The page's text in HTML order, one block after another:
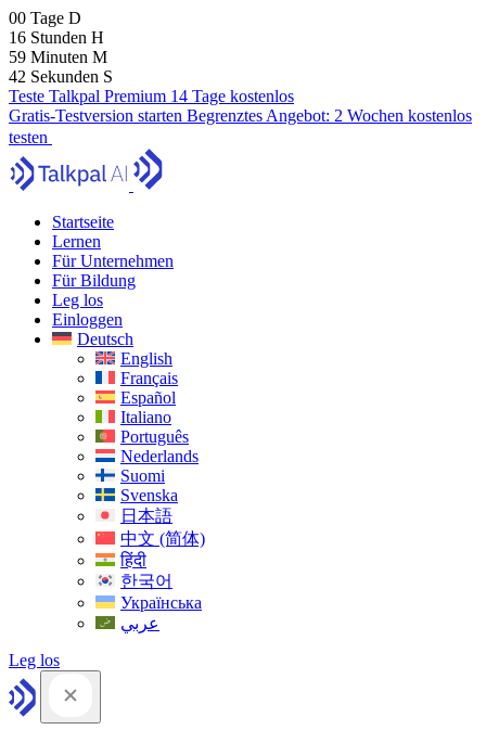
00 Tage D
16 Stunden H
59 Minuten M
40 Sekunden S
Teste Talkpal Premium 14 Tage kostenlos
Gratis-Testversion starten Begrenztes Angebot: 2 Wochen kostenlos
testen
Startseite
Lernen
Für Unternehmen
Für Bildung
Leg los
Einloggen
Deutsch
English
Français
Español
Italiano
Português
Nederlands
Suomi
Svenska
日本語
中文 (简体)
हिंदी
한국어
Українська
عربي
Leg los